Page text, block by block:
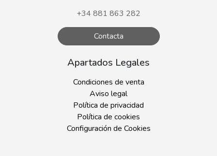
+34 881 863 282
Contacta
Apartados Legales
Condiciones de venta
Aviso legal
Política de privacidad
Política de cookies
Configuración de Cookies